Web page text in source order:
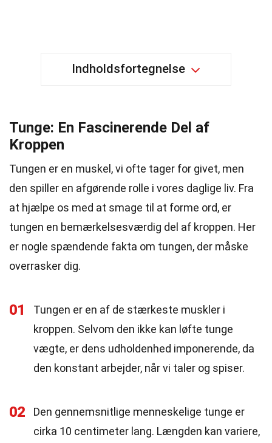
Indholdsfortegnelse
Tunge: En Fascinerende Del af
Kroppen
Tungen er en muskel, vi ofte tager for givet, men
den spiller en afgørende rolle i vores daglige liv. Fra
at hjælpe os med at smage til at forme ord, er
tungen en bemærkelsesværdig del af kroppen. Her
er nogle spændende fakta om tungen, der måske
overrasker dig.
01
Tungen er en af de stærkeste muskler i
kroppen. Selvom den ikke kan løfte tunge
vægte, er dens udholdenhed imponerende, da
den konstant arbejder, når vi taler og spiser.
02
Den gennemsnitlige menneskelige tunge er
cirka 10 centimeter lang. Længden kan variere,